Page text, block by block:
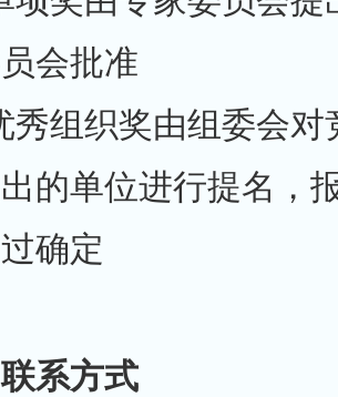
会批准
秀组织奖由组委会对
的单位进行提名，
确定
系方式